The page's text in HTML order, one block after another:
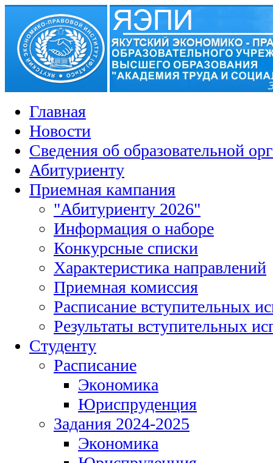
Главная
Новости
Сведения об образовательной
Абитуриенту
Приемная кампания
"Абитуриенту 2026"
Информация о наборе
Конкурсные списки
Характеристика направлений
Приемная комиссия
Расписание вступительных
Результаты вступительных
Студенту
Расписание
Экономика
Юриспруденция
Задания 2024-2025
Экономика